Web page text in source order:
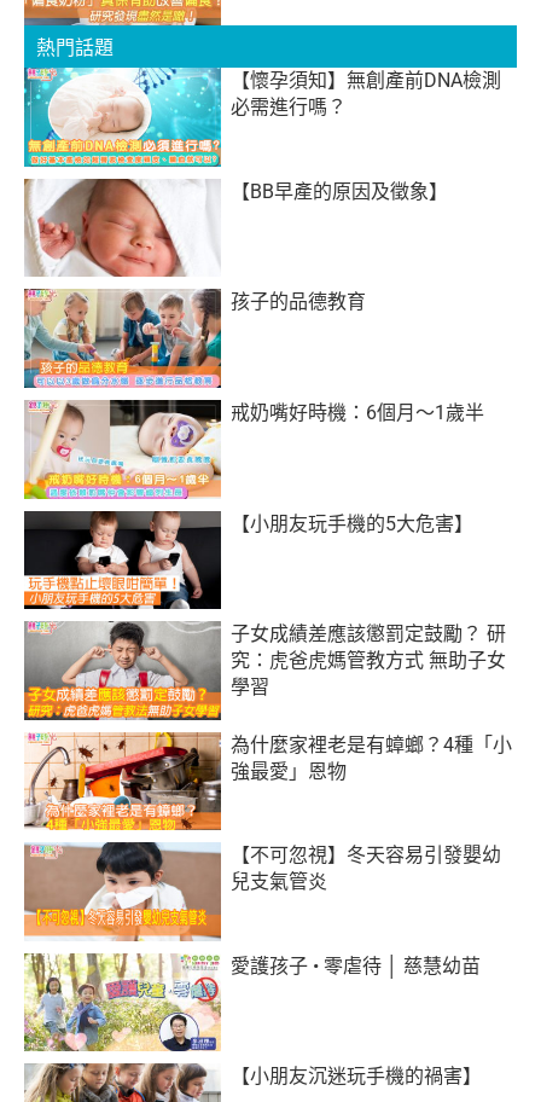
熱門話題
【懷孕須知】無創產前DNA檢測
必需進行嗎？
【BB早產的原因及徵象】
孩子的品德教育
戒奶嘴好時機：6個月～1歲半
【小朋友玩手機的5大危害】
子女成績差應該懲罰定鼓勵？ 研
究：虎爸虎媽管教方式 無助子女
學習
為什麼家裡老是有蟑螂？4種「小
強最愛」恩物
【不可忽視】冬天容易引發嬰幼
兒支氣管炎
愛護孩子 • 零虐待 │ 慈慧幼苗
【小朋友沉迷玩手機的禍害】